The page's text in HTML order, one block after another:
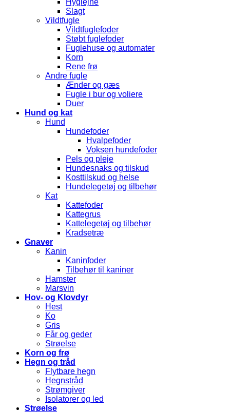
Slagt
Vildtfugle
Vildtfuglefoder
Støbt fuglefoder
Fuglehuse og automater
Korn
Rene frø
Andre fugle
Ænder og gæs
Fugle i bur og voliere
Duer
Hund og kat
Hund
Hundefoder
Hvalpefoder
Voksen hundefoder
Pels og pleje
Hundesnaks og tilskud
Kosttilskud og helse
Hundelegetøj og tilbehør
Kat
Kattefoder
Kattegrus
Kattelegetøj og tilbehør
Kradsetræ
Gnaver
Kanin
Kaninfoder
Tilbehør til kaniner
Hamster
Marsvin
Hov- og Klovdyr
Hest
Ko
Gris
Får og geder
Strøelse
Korn og frø
Hegn og tråd
Flytbare hegn
Hegnstråd
Strømgiver
Isolatorer og led
Strøelse